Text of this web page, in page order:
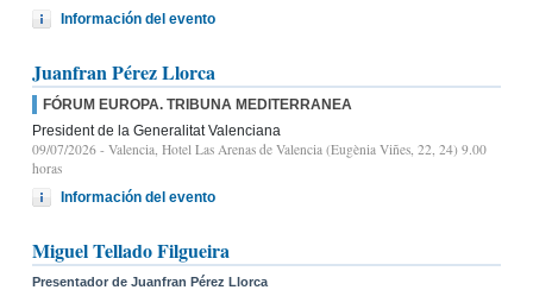
Información del evento
Juanfran Pérez Llorca
FÓRUM EUROPA. TRIBUNA MEDITERRANEA
President de la Generalitat Valenciana
09/07/2026 - Valencia, Hotel Las Arenas de Valencia (Eugènia Viñes, 22, 24) 9.00
horas
Información del evento
Miguel Tellado Filgueira
Presentador de Juanfran Pérez Llorca